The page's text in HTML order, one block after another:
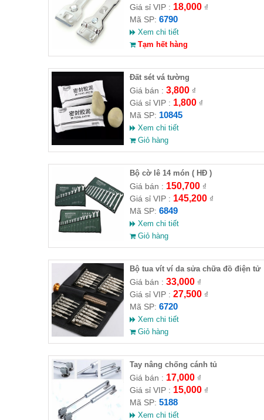
Giá sỉ VIP : 18,000₫
Mã SP: 6790
Xem chi tiết
Tạm hết hàng
Đất sét vá tường
Giá bán : 3,800₫
Giá sỉ VIP : 1,800₫
Mã SP: 10845
Xem chi tiết
Giỏ hàng
Bộ cờ lê 14 món ( HĐ )
Giá bán : 150,700₫
Giá sỉ VIP : 145,200₫
Mã SP: 6849
Xem chi tiết
Giỏ hàng
Bộ tua vít ví da sửa chữa đồ điện tử
25 đầu ( HĐ )
Giá bán : 33,000₫
Giá sỉ VIP : 27,500₫
Mã SP: 6720
Xem chi tiết
Giỏ hàng
Tay nâng chống cánh tủ
Giá bán : 17,000₫
Giá sỉ VIP : 15,000₫
Mã SP: 5188
Xem chi tiết